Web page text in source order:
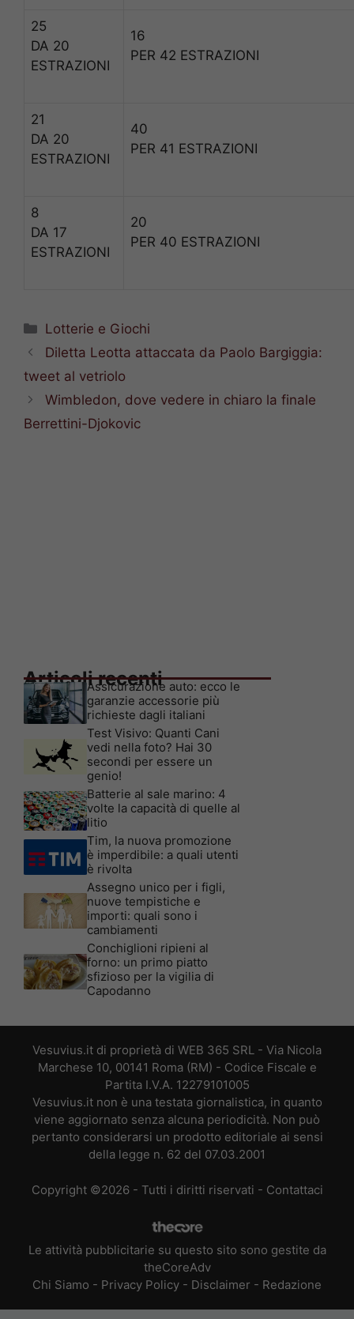
25
DA 20
ESTRAZIONI
16
PER 42 ESTRAZIONI
21
DA 20
ESTRAZIONI
40
PER 41 ESTRAZIONI
8
DA 17
ESTRAZIONI
20
PER 40 ESTRAZIONI
Categorie
Lotterie e Giochi
Diletta Leotta attaccata da Paolo Bargiggia:
tweet al vetriolo
Wimbledon, dove vedere in chiaro la finale
Berrettini-Djokovic
Articoli recenti
Assicurazione auto: ecco le
garanzie accessorie più
richieste dagli italiani
Test Visivo: Quanti Cani
vedi nella foto? Hai 30
secondi per essere un
genio!
Batterie al sale marino: 4
volte la capacità di quelle al
litio
Tim, la nuova promozione
è imperdibile: a quali utenti
è rivolta
Assegno unico per i figli,
nuove tempistiche e
importi: quali sono i
cambiamenti
Conchiglioni ripieni al
forno: un primo piatto
sfizioso per la vigilia di
Capodanno
Vesuvius.it di proprietà di WEB 365 SRL - Via Nicola
Marchese 10, 00141 Roma (RM) - Codice Fiscale e
Partita I.V.A. 12279101005
Vesuvius.it non è una testata giornalistica, in quanto
viene aggiornato senza alcuna periodicità. Non può
pertanto considerarsi un prodotto editoriale ai sensi
della legge n. 62 del 07.03.2001
Copyright ©2026 - Tutti i diritti riservati - Contattaci
Le attività pubblicitarie su questo sito sono gestite da
theCoreAdv
Chi Siamo - Privacy Policy - Disclaimer - Redazione